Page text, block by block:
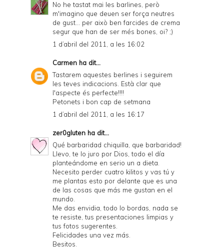
No he tastat mai les barlines, però
m'imagino que deuen ser força neutres
de gust... per això ben farcides de crema
segur que han de ser més bones, oi? ;)
1 d’abril del 2011, a les 16:02
Carmen ha dit...
Tastarem aquestes berlines i seguirem
les teves indicacions. Està clar que
l'aspecte és perfecte!!!!
Petonets i bon cap de setmana
1 d’abril del 2011, a les 16:17
zer0gluten ha dit...
Qué barbaridad chiquilla, que barbaridad!
Llevo, te lo juro por Dios, todo el día
planteándome en serio un a dieta.
Necesito perder cuatro kilitos y vas tú y
me plantas esto por delante que es una
de las cosas que más me gustan en el
mundo.
Me das envidia, todo lo bordas, nada se
te resiste, tus presentaciones limpias y
tus fotos sugerentes.
Felicidades una vez más.
Besitos.